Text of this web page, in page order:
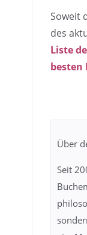
Soweit
des
Liste
besten
Über
Seit